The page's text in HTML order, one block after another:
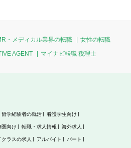
・メディカル業界の転職
女性の転職
AGENT
マイナビ転職 税理士
留学経験者の就活 看護学生向け
医向け 転職・求人情報 海外求人
ラスの求人 アルバイト パート